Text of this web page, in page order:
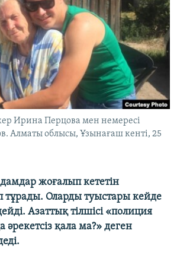
Ирина Перцова мен немересі
Алматы облысы, Ұзынағаш кенті, 25
жоғалып кететін
тұрады. Оларды туыстары кейде
Азаттық тілшісі «полиция
қала ма?» деген